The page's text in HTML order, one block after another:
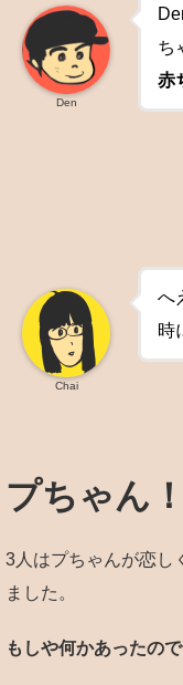
ち
赤
Den
へ
時
Chai
プちゃん
3人はプちゃんが恋し
ました。
もしや何かあったの